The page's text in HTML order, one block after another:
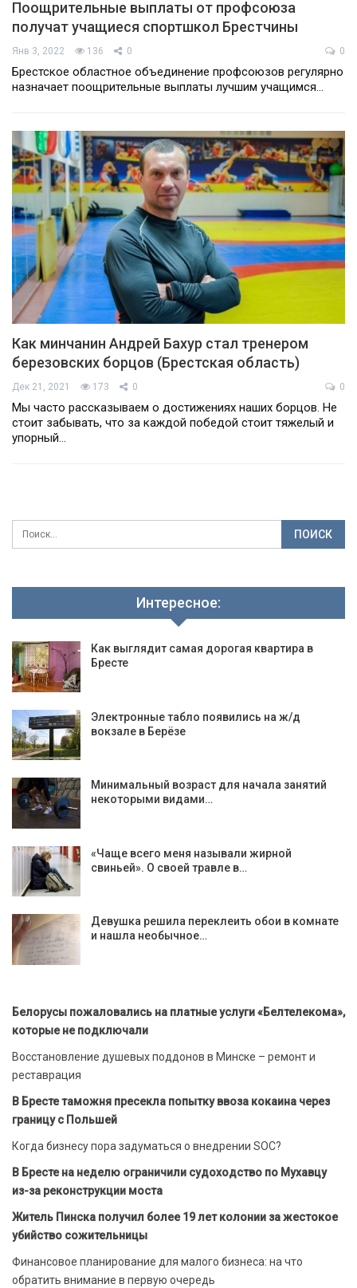
Поощрительные выплаты от профсоюза
получат учащиеся спортшкол Брестчины
Янв 3, 2022 136 0 0
Брестское областное объединение профсоюзов регулярно
назначает поощрительные выплаты лучшим учащимся…
Как минчанин Андрей Бахур стал тренером
березовских борцов (Брестская область)
Дек 21, 2021 173 0 0
Мы часто рассказываем о достижениях наших борцов. Не
стоит забывать, что за каждой победой стоит тяжелый и
упорный…
Интересное:
Как выглядит самая дорогая квартира в
Бресте
Электронные табло появились на ж/д
вокзале в Берёзе
Минимальный возраст для начала занятий
некоторыми видами…
«Чаще всего меня называли жирной
свиньей». О своей травле в…
Девушка решила переклеить обои в комнате
и нашла необычное…
Белорусы пожаловались на платные услуги «Белтелекома»,
которые не подключали
Восстановление душевых поддонов в Минске – ремонт и
реставрация
В Бресте таможня пресекла попытку ввоза кокаина через
границу с Польшей
Когда бизнесу пора задуматься о внедрении SOC?
В Бресте на неделю ограничили судоходство по Мухавцу
из-за реконструкции моста
Житель Пинска получил более 19 лет колонии за жестокое
убийство сожительницы
Финансовое планирование для малого бизнеса: на что
обратить внимание в первую очередь